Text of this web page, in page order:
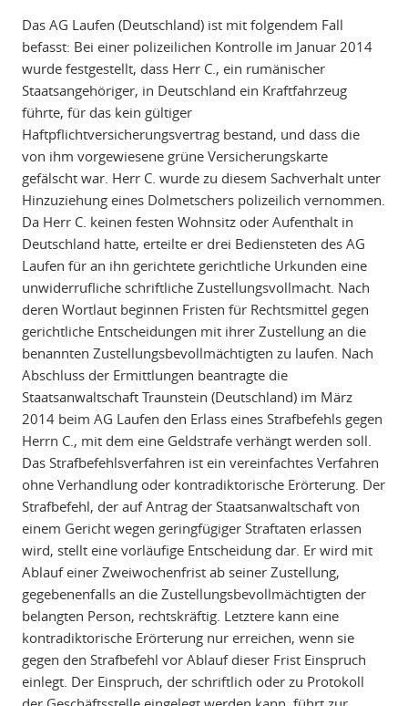
Das AG Laufen (Deutschland) ist mit folgendem Fall
befasst: Bei einer polizeilichen Kontrolle im Januar 2014
wurde festgestellt, dass Herr C., ein rumänischer
Staatsangehöriger, in Deutschland ein Kraftfahrzeug
führte, für das kein gültiger
Haftpflichtversicherungsvertrag bestand, und dass die
von ihm vorgewiesene grüne Versicherungskarte
gefälscht war. Herr C. wurde zu diesem Sachverhalt unter
Hinzuziehung eines Dolmetschers polizeilich vernommen.
Da Herr C. keinen festen Wohnsitz oder Aufenthalt in
Deutschland hatte, erteilte er drei Bediensteten des AG
Laufen für an ihn gerichtete gerichtliche Urkunden eine
unwiderrufliche schriftliche Zustellungsvollmacht. Nach
deren Wortlaut beginnen Fristen für Rechtsmittel gegen
gerichtliche Entscheidungen mit ihrer Zustellung an die
benannten Zustellungsbevollmächtigten zu laufen. Nach
Abschluss der Ermittlungen beantragte die
Staatsanwaltschaft Traunstein (Deutschland) im März
2014 beim AG Laufen den Erlass eines Strafbefehls gegen
Herrn C., mit dem eine Geldstrafe verhängt werden soll.
Das Strafbefehlsverfahren ist ein vereinfachtes Verfahren
ohne Verhandlung oder kontradiktorische Erörterung. Der
Strafbefehl, der auf Antrag der Staatsanwaltschaft von
einem Gericht wegen geringfügiger Straftaten erlassen
wird, stellt eine vorläufige Entscheidung dar. Er wird mit
Ablauf einer Zweiwochenfrist ab seiner Zustellung,
gegebenenfalls an die Zustellungsbevollmächtigten der
belangten Person, rechtskräftig. Letztere kann eine
kontradiktorische Erörterung nur erreichen, wenn sie
gegen den Strafbefehl vor Ablauf dieser Frist Einspruch
einlegt. Der Einspruch, der schriftlich oder zu Protokoll